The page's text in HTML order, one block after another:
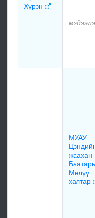
Хүрэн
МУАУ
жаахан
Мөлүү
халтар